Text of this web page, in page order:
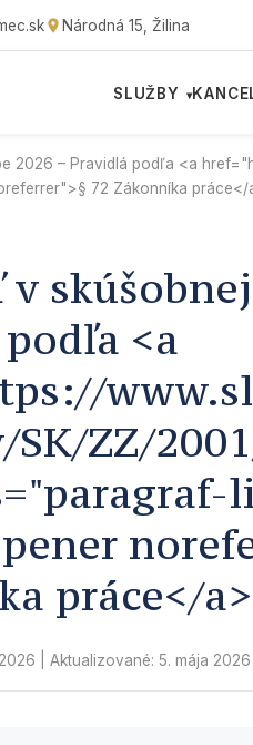
Národná 15, Žilina
SLUŽBY ▾
2026 – Pravidlá podľa <a
72 Zákonníka práce</
v
<a
SK/ZZ/
práce</a>
| Aktualizované: 5. mája 2026